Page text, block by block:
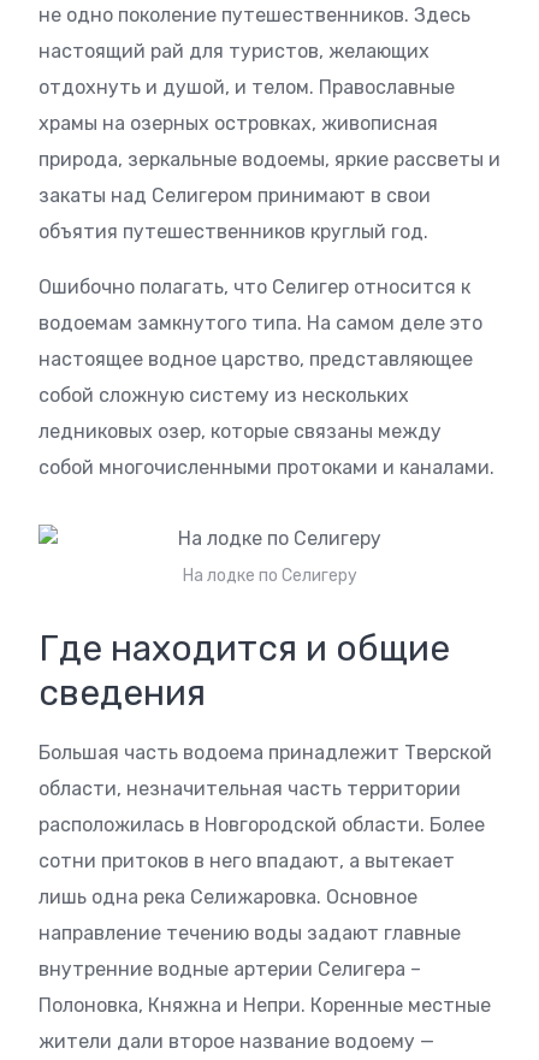
не одно поколение путешественников. Здесь
настоящий рай для туристов, желающих
отдохнуть и душой, и телом. Православные
храмы на озерных островках, живописная
природа, зеркальные водоемы, яркие рассветы и
закаты над Селигером принимают в свои
объятия путешественников круглый год.
Ошибочно полагать, что Селигер относится к
водоемам замкнутого типа. На самом деле это
настоящее водное царство, представляющее
собой сложную систему из нескольких
ледниковых озер, которые связаны между
собой многочисленными протоками и каналами.
На лодке по Селигеру
Где находится и общие
сведения
Большая часть водоема принадлежит Тверской
области, незначительная часть территории
расположилась в Новгородской области. Более
сотни притоков в него впадают, а вытекает
лишь одна река Селижаровка. Основное
направление течению воды задают главные
внутренние водные артерии Селигера –
Полоновка, Княжна и Непри. Коренные местные
жители дали второе название водоему —